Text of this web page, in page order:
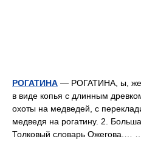
РОГАТИНА — РОГАТИНА, ы,
в виде копья с длинным
охоты на медведей, с
медведя на рогатину. 2.
Толковый словарь Ожегова.…